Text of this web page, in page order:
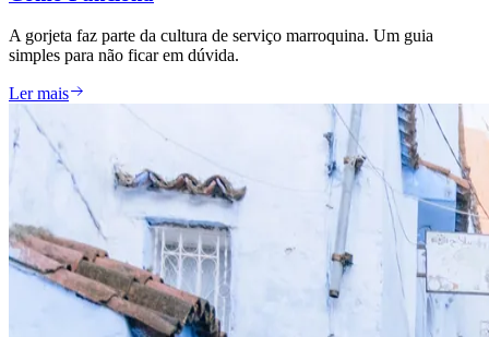
A gorjeta faz parte da cultura de serviço marroquina. Um guia
simples para não ficar em dúvida.
Ler mais